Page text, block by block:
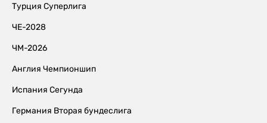
Турция Суперлига
ЧЕ-2028
ЧМ-2026
Англия Чемпионшип
Испания Сегунда
Германия Вторая бундеслига